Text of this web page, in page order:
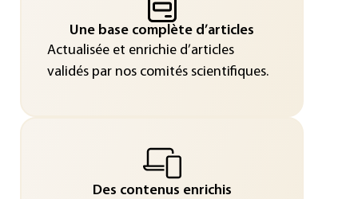
Une base complète d’articles
Actualisée et enrichie d’articles
validés par nos comités scientifiques.
Des contenus enrichis